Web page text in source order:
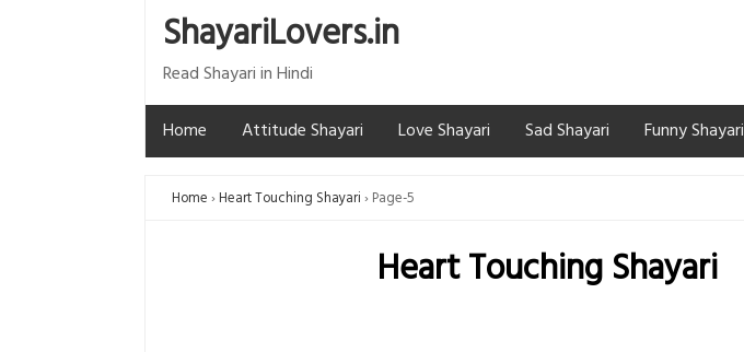
ShayariLovers.in
Read Shayari in Hindi
Home
Attitude Shayari Love Shayari Sad Shayari Funny Shayari
Home Heart Touching Shayari Page-5
Heart Touching Shayari